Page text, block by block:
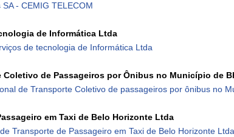
- CEMIG TELECOM
de Informática Ltda
de tecnologia de Informática Ltda
de Passageiros por Ônibus no Município de
de Transporte Coletivo de passageiros por ônibus no
em Taxi de Belo Horizonte Ltda
Transporte de Passageiro em Taxi de Belo Horizonte Ltda